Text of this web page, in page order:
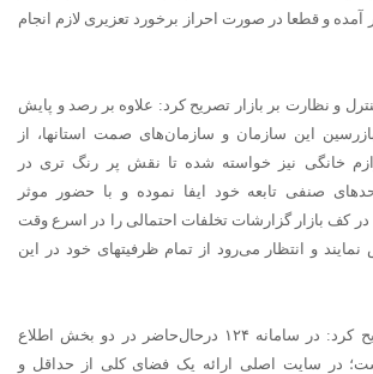
و قطعا در صورت احراز برخورد تعزیری لازم انجام
و نظارت بر بازار تصریح کرد: علاوه بر رصد و پایش
این سازمان و سازمان‌های صمت استانها، از
خانگی نیز خواسته شده تا نقش پر رنگ تری در
صنفی تابعه خود ایفا نموده و با حضور موثر
کف بازار گزارشات تخلفات احتمالی را در اسرع وقت
و انتظار می‌رود از تمام ظرفیتهای خود در این
این مقام مسئول تصریح کرد: در سامانه ۱۲۴ درحال‌حاضر در دو بخش اطلاع
در سایت اصلی ارائه یک فضای کلی از حداقل و